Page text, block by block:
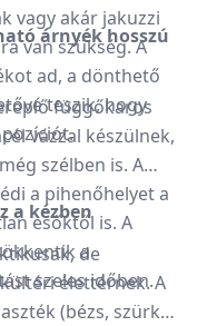
vagyakár jakuzzi
vanszükség.A
ad, a dönthető
teszik,hogy
pozíciót.
árnyékhosszú
függőkaros
vázzal készülnek,
még szélben is. A
a pihenőhelyeta
esőktől is. A
a
szelesidőben.
a kézben
de
kültériélettérnek.A
(bézs, szürke,